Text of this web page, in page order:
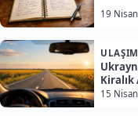
19
ULAŞIM
15